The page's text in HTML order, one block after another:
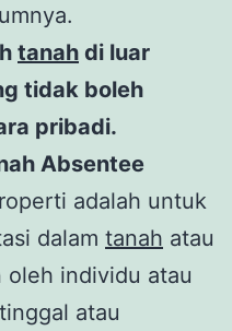
tanah di luar
tidak boleh
pribadi.
Absentee
adalah untuk
dalam tanah atau
individu atau
atau